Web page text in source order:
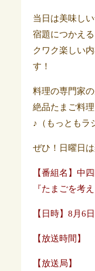
当日は美味し
宿題につかえ
クワク楽しい
す！
料理の専門家
絶品たまご料
♪（もっともラ
ぜひ！日曜日
【番組名】中
『たまごを考
【日時】8月6日
【放送時間
【放送局】